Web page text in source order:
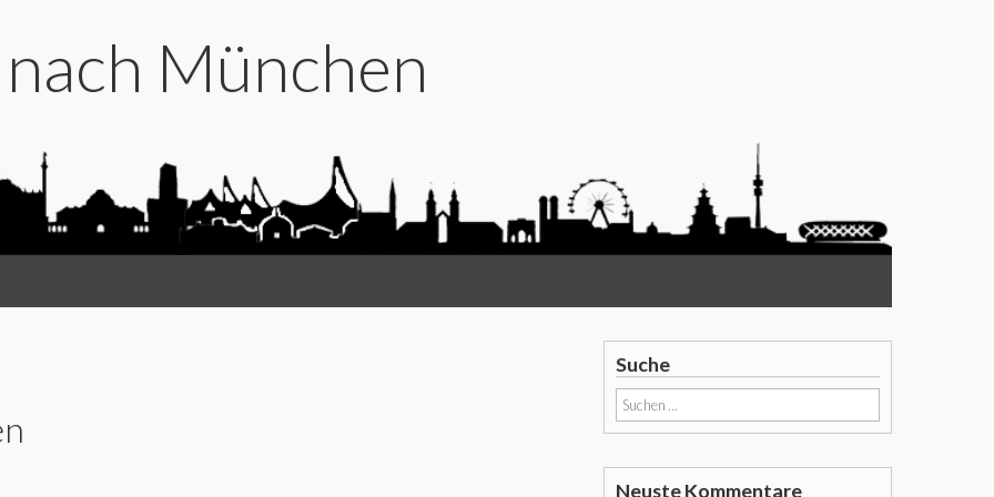
München
Suche
Suchen
nach:
Neuste Kommentare